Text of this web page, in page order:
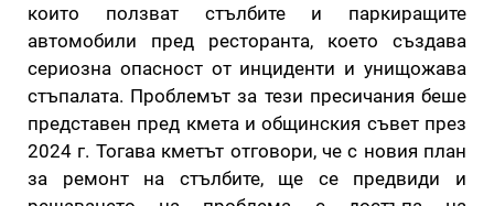
които ползват стълбите и паркиращите
автомобили пред ресторанта, което създава
сериозна опасност от инциденти и унищожава
стъпалата. Проблемът за тези пресичания беше
представен пред кмета и общинския съвет през
2024 г. Тогава кметът отговори, че с новия план
за ремонт на стълбите, ще се предвиди и